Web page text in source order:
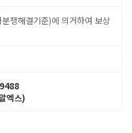
쟁해결기준)에 의거하여 보상
엑스)